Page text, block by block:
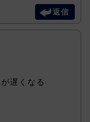
返信
遅くなる